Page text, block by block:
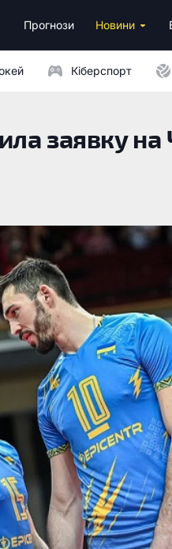
Прогнози Новини
Кіберспорт
заявку